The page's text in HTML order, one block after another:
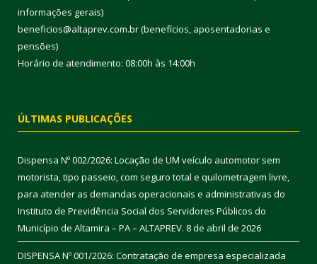
informações gerais)
beneficios@altaprev.com.br (benefícios, aposentadorias e
pensões)
Horário de atendimento: 08:00h às 14:00h
ÚLTIMAS PUBLICAÇÕES
Dispensa Nº 002/2026: Locação de UM veículo automotor sem
motorista, tipo passeio, com seguro total e quilometragem livre,
para atender as demandas operacionais e administrativas do
Instituto de Previdência Social dos Servidores Públicos do
Município de Altamira – PA – ALTAPREV. 8 de abril de 2026
DISPENSA Nº 001/2026: Contratação de empresa especializada